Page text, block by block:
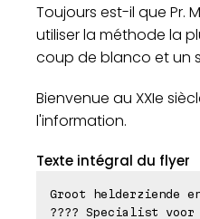
Toujours est-il que Pr.
utiliser la méthode la
coup de blanco et un
Bienvenue au XXIe
l'information.
Texte intégral du flyer
Groot helderziende
???? Specialist